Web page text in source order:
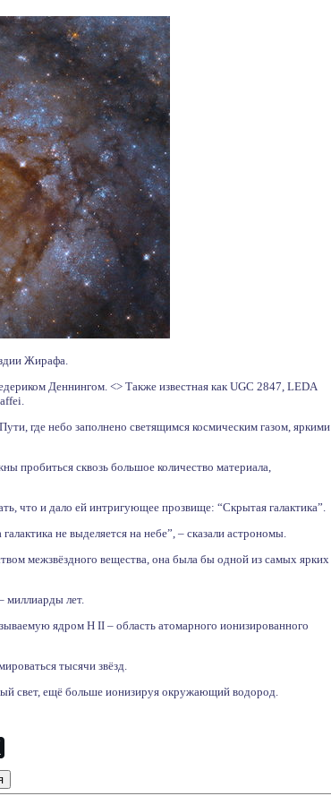
Жирафа.
Деннингом. <> Также известная как UGC 2847, LEDA
где небо заполнено светящимся космическим газом, яркими
пробиться сквозь большое количество материала,
что и дало ей интригующее прозвище: “Скрытая галактика”.
не выделяется на небе”, – сказали астрономы.
межзвёздного вещества, она была бы одной из самых ярких
миллиарды лет.
ядром H II – область атомарного ионизированного
тысячи звёзд.
свет, ещё больше ионизируя окружающий водород.